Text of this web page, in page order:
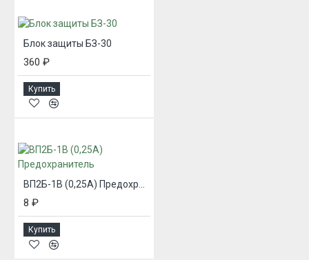
Блок защиты БЗ-30
360 ₽
Купить
ВП2Б-1В (0,25А) Предохранитель
8 ₽
Купить